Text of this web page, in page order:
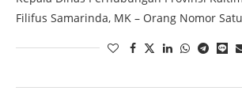
Filifus Samarinda, MK – Orang Nomor